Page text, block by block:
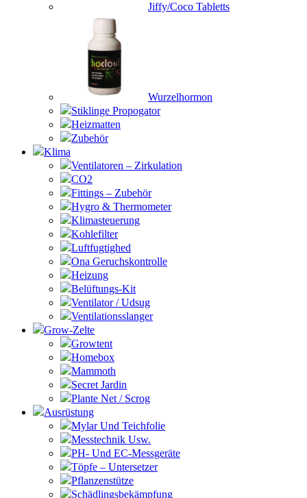
Jiffy/Coco Tabletts
Wurzelhormon
Stiklinge Propogator
Heizmatten
Zubehör
Klima
Ventilatoren – Zirkulation
CO2
Fittings – Zubehör
Hygro & Thermometer
Klimasteuerung
Kohlefilter
Luftfugtighed
Ona Geruchskontrolle
Heizung
Belüftungs-Kit
Ventilator / Udsug
Ventilationsslanger
Grow-Zelte
Growtent
Homebox
Mammoth
Secret Jardin
Plante Net / Scrog
Ausrüstung
Mylar Und Teichfolie
Messtechnik Usw.
PH- Und EC-Messgeräte
Töpfe – Untersetzer
Pflanzenstütze
Schädlingsbekämpfung